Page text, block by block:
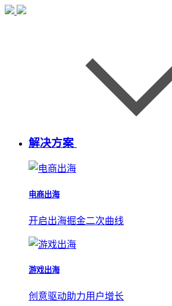
解决方案
电商出海
开启出海掘金二次曲线
游戏出海
创意驱动助力用户增长